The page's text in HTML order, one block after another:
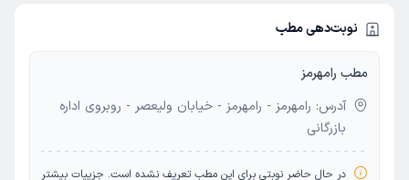
نوبت‌دهی مطب
مطب رامهرمز
آدرس: رامهرمز - رامهرمز - خیابان ولیعصر - روبروی اداره
بازرگانی
در حال حاضر نوبتی برای این مطب تعریف نشده است. جزییات بیشتر